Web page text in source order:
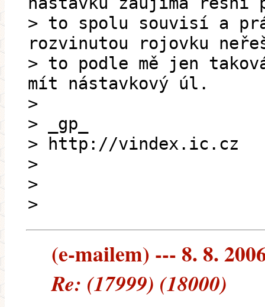
> to spolu souvisí a
rozvinutou rojovku
> to podle mě jen
mít nástavkový úl.
>
> _gp_
> http://vindex.ic.cz
>
>
>
(e-mailem) --- 8. 8.
Re: (17999) (18000)